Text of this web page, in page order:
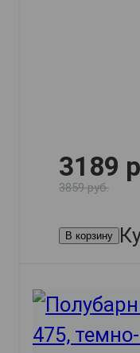
3189
3859 руб.
В корзину